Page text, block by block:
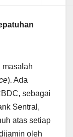
masalah
). Ada
sebagai
Sentral,
atas setiap
oleh